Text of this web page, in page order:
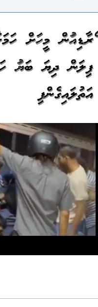
ކޯރާޑިއަކުން މީހަކަށް
ފިލަން ދިޔަ ބަޔަކު
އަތުލައިގެންފި